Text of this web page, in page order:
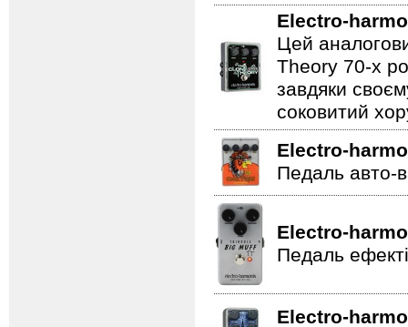
Electro-
Цей
Theory 70-х
завдяки
соковитий
Electro-
Педаль авто-
Electro-
Педаль
Electro-